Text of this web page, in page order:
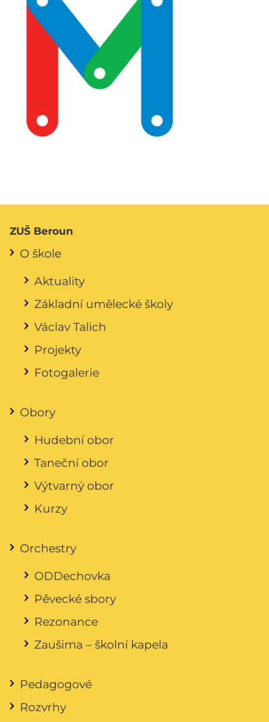
ZUŠ Beroun
O škole
Aktuality
Základní umělecké školy
Václav Talich
Projekty
Fotogalerie
Obory
Hudební obor
Taneční obor
Výtvarný obor
Kurzy
Orchestry
ODDechovka
Pěvecké sbory
Rezonance
Zaušima – školní kapela
Pedagogové
Rozvrhy